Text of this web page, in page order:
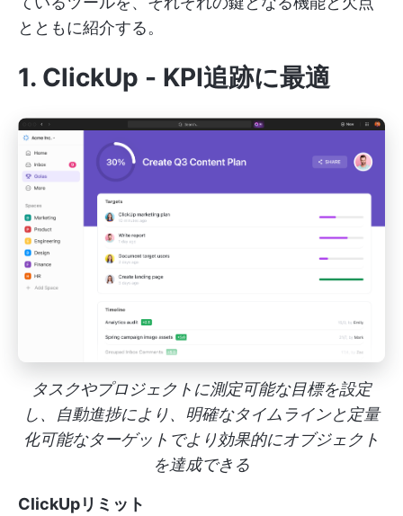
とともに紹介する。
1. ClickUp - KPI追跡に最適
タスクやプロジェクトに測定可能な目標を設定
し、自動進捗により、明確なタイムラインと定量
化可能なターゲットでより効果的にオブジェクト
を達成できる
ClickUpリミット